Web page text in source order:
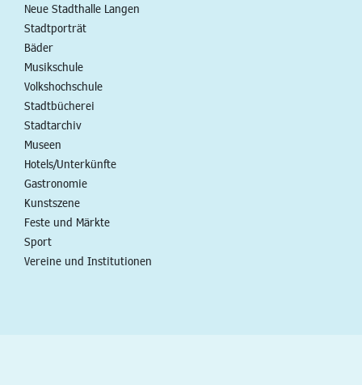
Neue Stadthalle Langen
Stadtporträt
Bäder
Musikschule
Volkshochschule
Stadtbücherei
Stadtarchiv
Museen
Hotels/Unterkünfte
Gastronomie
Kunstszene
Feste und Märkte
Sport
Vereine und Institutionen